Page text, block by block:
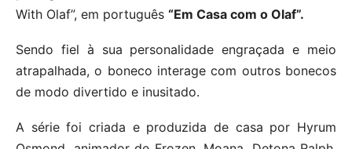
With Olaf”, em português “Em Casa com o Olaf”.
Sendo fiel à sua personalidade engraçada e meio
atrapalhada, o boneco interage com outros bonecos
de modo divertido e inusitado.
A série foi criada e produzida de casa por Hyrum